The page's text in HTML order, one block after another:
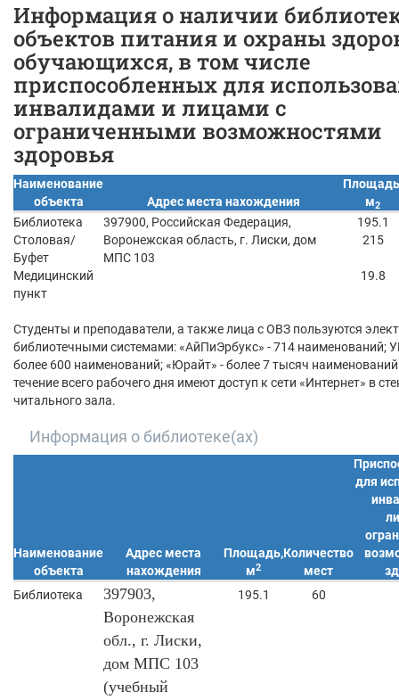
Информация о наличии
объектов питания и охраны
обучающихся, в том числе
приспособленных для
инвалидами и лицами с
ограниченными возможностями
здоровья
Наименование
объекта
Адрес места нахождения
м2
Библиотека
397900, Российская Федерация,
Воронежская область, г. Лиски, дом
МПС 103
195.1
Столовая/
Буфет
215
Медицинский
пункт
19.8
Студенты и преподаватели, а также лица с ОВЗ пользуются
библиотечными системами: «АйПиЭрбукс» - 714
более 600 наименований; «Юрайт» - более 7 тысяч
течение всего рабочего дня имеют доступ к сети «Интернет» в
читального зала.
Информация о библиотеке(ах)​
Наименование
объекта
Адрес места
нахождения
Площадь,
м2
Количество
мест
для
Библиотека
397903,
Воронежская
обл., г. Лиски,
дом МПС 103
(учебный
195.1 60